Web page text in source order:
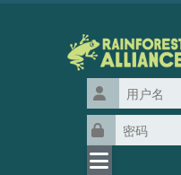
用户名
密码